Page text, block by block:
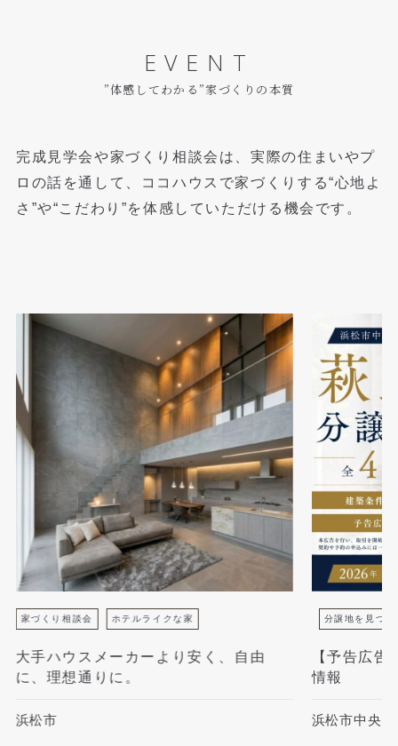
EVENT
”体感してわかる”家づくりの本質
完成見学会や家づくり相談会は、実際の住まいやプ
ロの話を通して、
ココハウスで家づくりする“心地よ
さ”や“こだわり”を体感していただける機会です。
家づくり相談会 ホテルライクな家
大手ハウスメーカーより安く、自由
に、理想通りに。
浜松市
分譲地を見つけ
【予告広
情報
浜松市中央